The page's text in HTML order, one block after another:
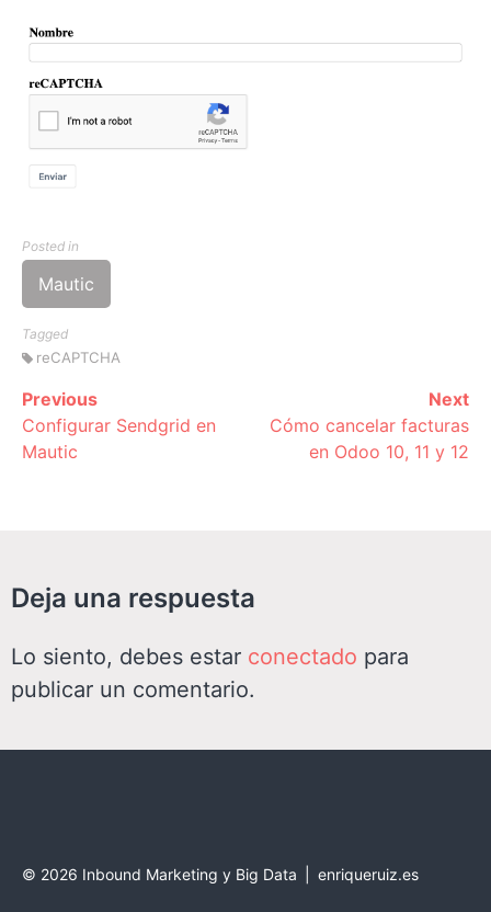
Posted in
Mautic
Tagged
reCAPTCHA
Continue
Reading
Previous
Configurar Sendgrid en
Mautic
Next
Cómo cancelar facturas
en Odoo 10, 11 y 12
Deja una respuesta
Lo siento, debes estar conectado para
publicar un comentario.
© 2026 Inbound Marketing y Big Data enriqueruiz.es